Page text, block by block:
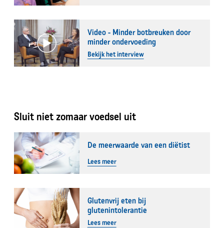
Video - Minder botbreuken door
minder ondervoeding
Bekijk het interview
Sluit niet zomaar voedsel uit
De meerwaarde van een diëtist
Lees meer
Glutenvrij eten bij
glutenintolerantie
Lees meer